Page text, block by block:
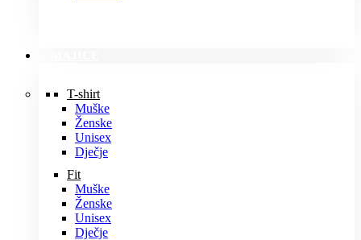
T-shirt
Muške
Ženske
Unisex
Dječje
Fit
Muške
Ženske
Unisex
Dječje